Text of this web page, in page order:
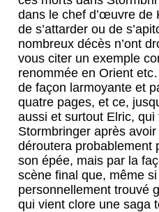
dans le chef d’œuvre de
de s’attarder ou de
nombreux décès n’ont
vous citer un exemple
renommée en Orient
de façon larmoyante et
quatre pages, et ce,
aussi et surtout Elric,
Stormbringer après
déroutera probablement
son épée, mais par la
scène final que, même
personnellement trouvé
qui vient clore une saga